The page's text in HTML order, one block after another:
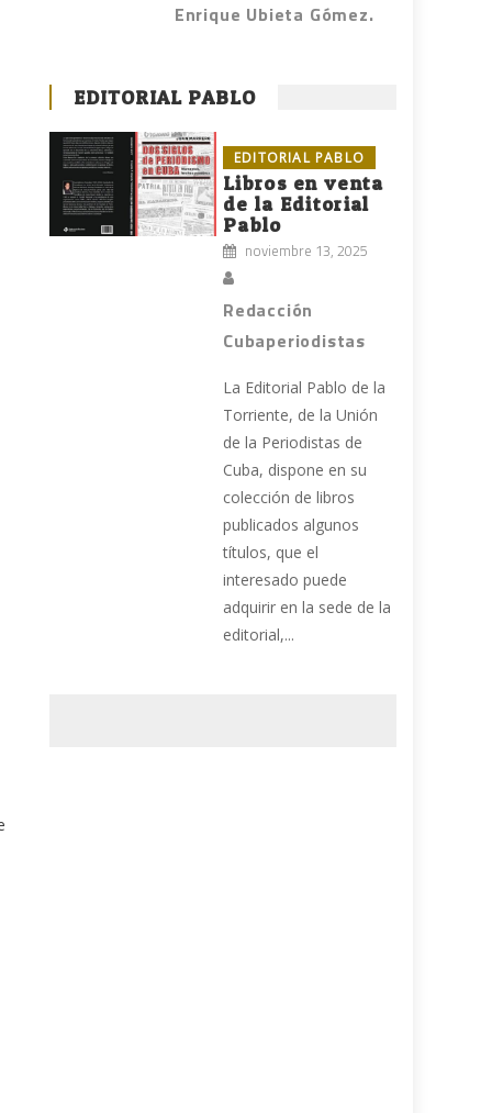
Enrique Ubieta Gómez.
EDITORIAL PABLO
EDITORIAL PABLO
Libros en venta
de la Editorial
Pablo
noviembre 13, 2025
Redacción
Cubaperiodistas
La Editorial Pablo de la
Torriente, de la Unión
de la Periodistas de
Cuba, dispone en su
colección de libros
publicados algunos
títulos, que el
interesado puede
adquirir en la sede de la
editorial,...